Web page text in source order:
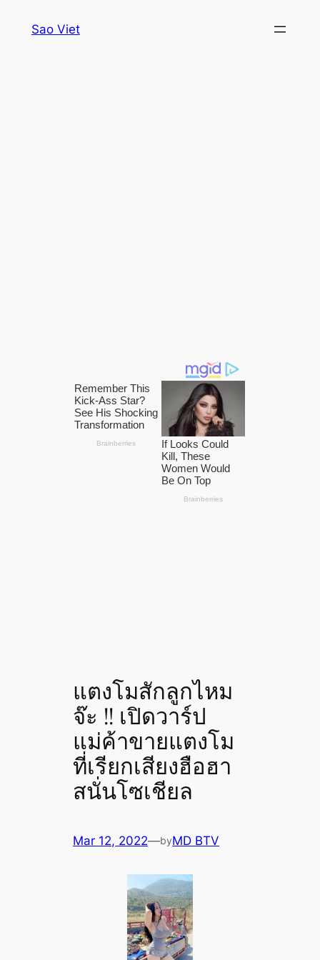
Sao Viet
แตงโมสักลูกไหม
จ๊ะ !! เปิดวาร์ป
แม่ค้าขายแตงโม
ที่เรียกเสียงฮือฮา
สนั่นโซเชียล
Mar 12, 2022—byMD BTV